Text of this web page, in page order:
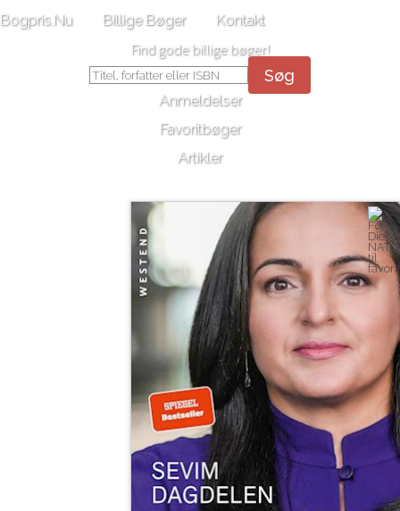
Bogpris.Nu Billige Bøger Kontakt
Find gode billige bøger!
Søg
Anmeldelser
Favoritbøger
Artikler